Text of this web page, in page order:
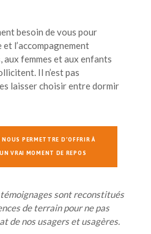
besoin de vous pour
et l’accompagnement
aux femmes et aux enfants
Il n’est pas
laisser choisir entre dormir
PERMETTRE D’OFFRIR À
VRAI MOMENT DE REPOS
témoignages sont reconstitués
de terrain pour ne pas
de nos usagers et usagères.